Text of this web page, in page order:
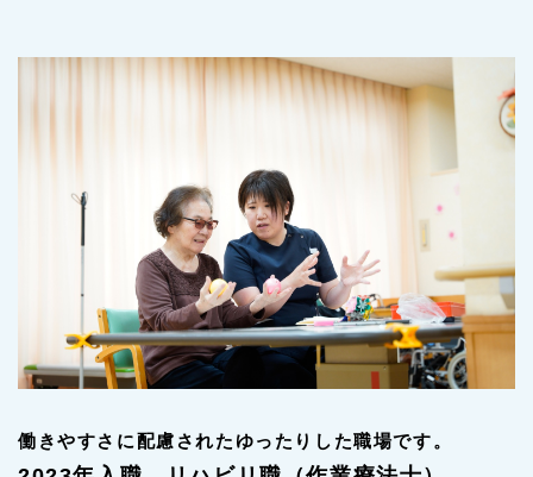
働きやすさに配慮されたゆったりした職場です。